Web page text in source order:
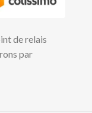
de relais
par